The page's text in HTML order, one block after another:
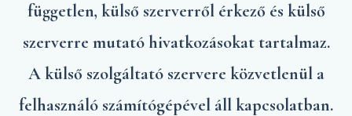
független, külső szerverről érkező és külső
szerverre mutató hivatkozásokat tartalmaz.
A külső szolgáltató szervere közvetlenül a
felhasználó számítógépével áll kapcsolatban.